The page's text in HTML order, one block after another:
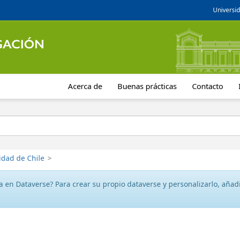
Acerca de Buenas prácticas Contacto
de Chile >
en Dataverse? Para crear su propio dataverse y personalizarlo,